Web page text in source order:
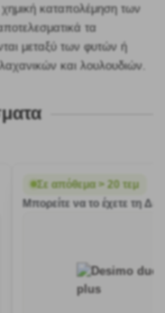
χημική καταπολέμηση των
τα
μεταξύ των φυτών ή
και λουλουδιών.
Σε απόθεμα > 20 τεμ
Μπορείτε να το έχετε τη